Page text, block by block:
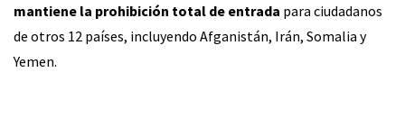
mantiene la prohibición total de entrada para ciudadanos
de otros 12 países, incluyendo Afganistán, Irán, Somalia y
Yemen.